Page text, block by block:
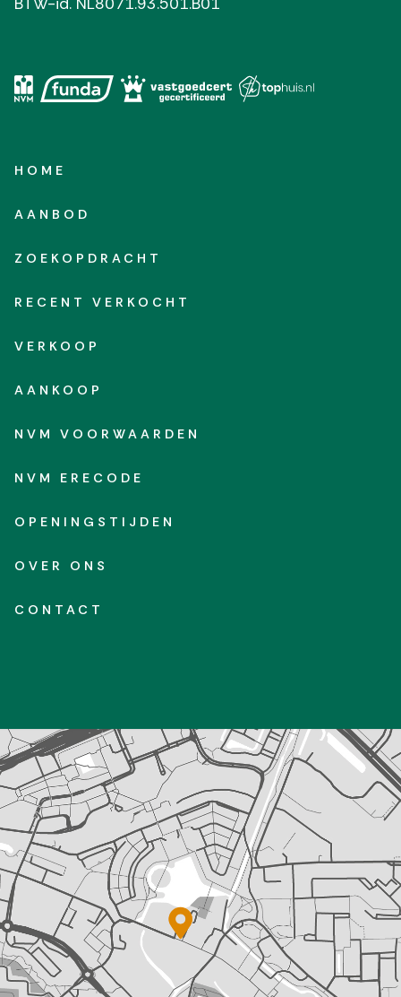
BTW-id. NL8071.93.501.B01
HOME
AANBOD
ZOEKOPDRACHT
RECENT VERKOCHT
VERKOOP
AANKOOP
NVM VOORWAARDEN
NVM ERECODE
OPENINGSTIJDEN
OVER ONS
CONTACT